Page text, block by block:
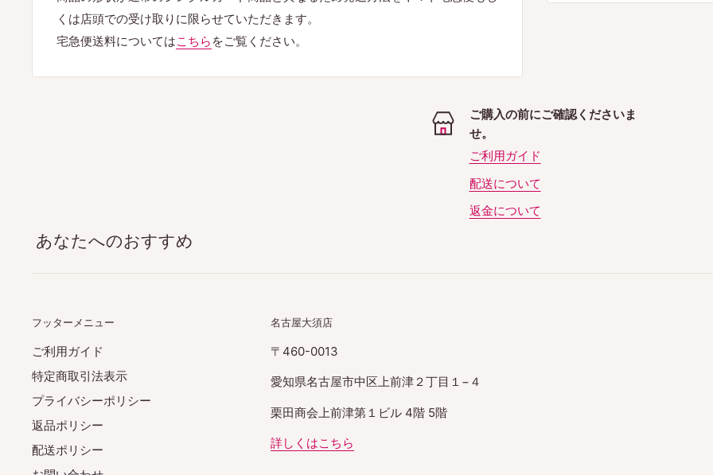
くは店頭での受け取りに限らせていただきます。
宅急便送料についてはこちら をご覧ください。
ご購入の前にご確認くださいま
せ。
ご利用ガイド
配送について
返金について
あなたへのおすすめ
フッターメニュー
ご利用ガイド
特定商取引法表示
プライバシーポリシー
返品ポリシー
配送ポリシー
名古屋大須店
〒460-0013
愛知県名古屋市中区上前津２丁目１−４
栗田商会上前津第１ビル 4階 5階
詳しくはこちら